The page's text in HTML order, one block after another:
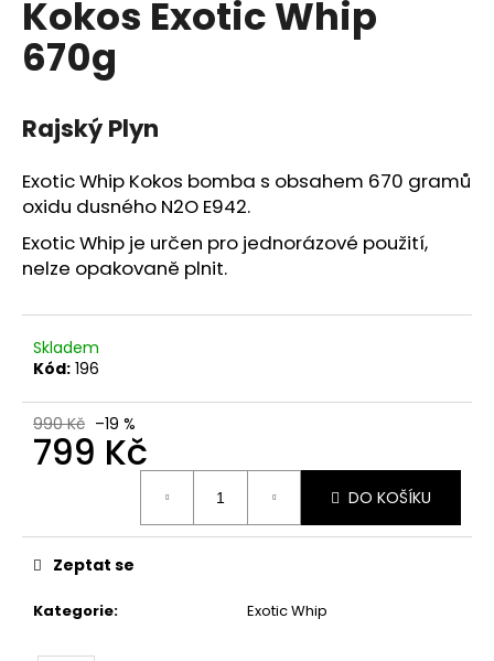
Kokos Exotic Whip
670g
Rajský Plyn
Exotic Whip Kokos bomba s obsahem 670 gramů
oxidu dusného N2O E942.
Exotic Whip je určen pro jednorázové použití,
nelze opakovaně plnit.
Skladem
Kód: 196
990 Kč –19 %
799 Kč
DO KOŠÍKU
Kategorie: Exotic Whip
Zeptat se
a
j
t
?
HLEDAT